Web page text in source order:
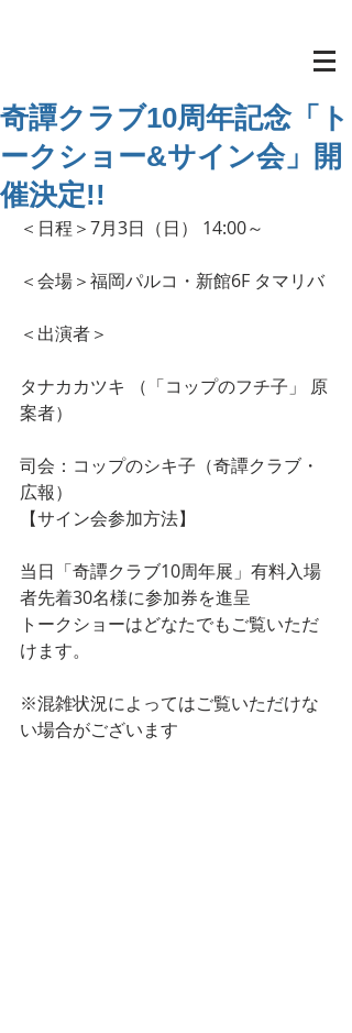
奇譚クラブ10周年記念「ト
ークショー&サイン会」開
催決定!!
＜日程＞7月3日（日） 14:00～
＜会場＞福岡パルコ・新館6F タマリバ
＜出演者＞
タナカカツキ （「コップのフチ子」 原
案者）
司会：コップのシキ子（奇譚クラブ・
広報）
【サイン会参加方法】
当日「奇譚クラブ10周年展」有料入場
者先着30名様に参加券を進呈
トークショーはどなたでもご覧いただ
けます。
※混雑状況によってはご覧いただけな
い場合がございます